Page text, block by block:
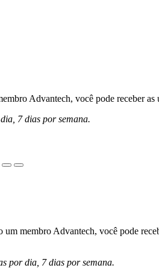
Advantech, você pode receber
7 dias por semana.
membro Advantech, você pode
por dia, 7 dias por semana.